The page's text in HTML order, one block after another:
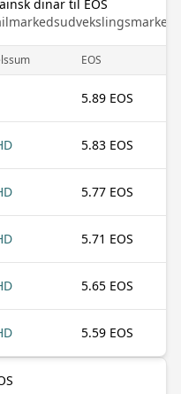
dinar til EOS
EOS
5.89 EOS
5.83 EOS
5.77 EOS
5.71 EOS
5.65 EOS
5.59 EOS